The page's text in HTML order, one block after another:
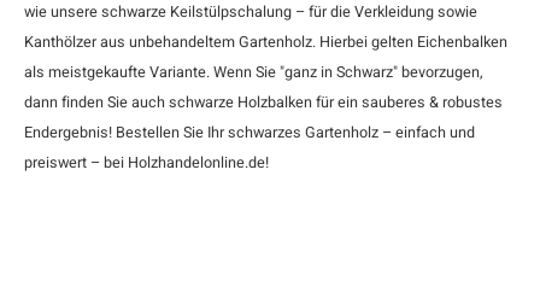
wie unsere schwarze Keilstülpschalung – für die Verkleidung sowie
Kanthölzer aus unbehandeltem Gartenholz. Hierbei gelten Eichenbalken
als meistgekaufte Variante. Wenn Sie "ganz in Schwarz" bevorzugen,
dann finden Sie auch schwarze Holzbalken für ein sauberes & robustes
Endergebnis! Bestellen Sie Ihr schwarzes Gartenholz – einfach und
preiswert – bei Holzhandelonline.de!